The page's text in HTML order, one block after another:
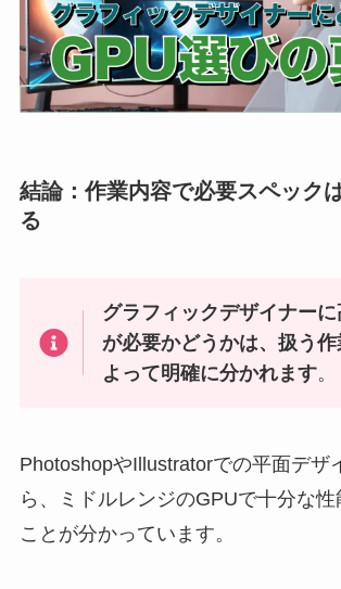
結論：作業内容で必要スペック
る
グラフィックデザイナー
が必要かどうかは、扱う
よって明確に分かれます。
PhotoshopやIllustratorでの平面デザ
ら、ミドルレンジのGPUで十分な
ことが分かっています。